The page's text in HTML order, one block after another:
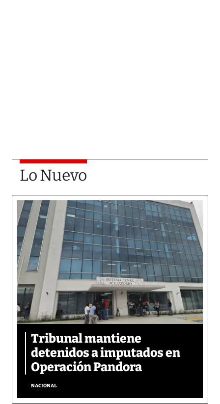
Lo Nuevo
Tribunal mantiene
detenidos a imputados en
Operación Pandora
NACIONAL